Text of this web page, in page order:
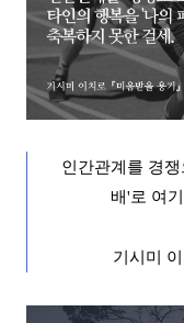
인간관계를 경
배'로 여
기시미